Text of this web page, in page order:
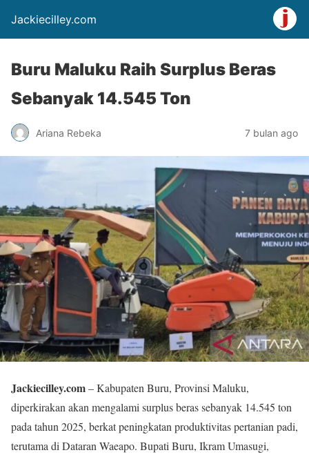
Jackiecilley.com
Buru Maluku Raih Surplus Beras
Sebanyak 14.545 Ton
Ariana Rebeka 7 bulan ago
Jackiecilley.com– Kabupaten Buru, Provinsi Maluku,
diperkirakan akan mengalami surplus beras sebanyak 14.545 ton
pada tahun 2025, berkat peningkatan produktivitas pertanian padi,
terutama di Dataran Waeapo. Bupati Buru, Ikram Umasugi,